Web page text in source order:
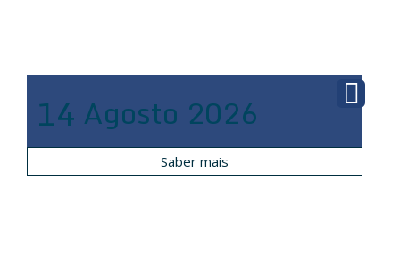
14 Agosto 2026
Saber mais